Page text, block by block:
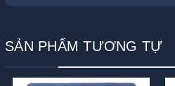
SẢN PHẨM TƯƠNG TỰ